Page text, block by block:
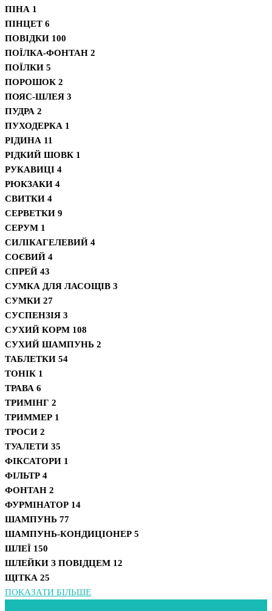
ПІНА 1
ПІНЦЕТ 6
ПОВІДКИ 100
ПОЇЛКА-ФОНТАН 2
ПОЇЛКИ 5
ПОРОШОК 2
ПОЯС-ШЛЕЯ 3
ПУДРА 2
ПУХОДЕРКА 1
РІДИНА 11
РІДКИЙ ШОВК 1
РУКАВИЦІ 4
РЮКЗАКИ 4
СВИТКИ 4
СЕРВЕТКИ 9
СЕРУМ 1
СИЛІКАГЕЛЕВИЙ 4
СОЄВИЙ 4
СПРЕЙ 43
СУМКА ДЛЯ ЛАСОЩІВ 3
СУМКИ 27
СУСПЕНЗІЯ 3
СУХИЙ КОРМ 108
СУХИЙ ШАМПУНЬ 2
ТАБЛЕТКИ 54
ТОНІК 1
ТРАВА 6
ТРИМІНГ 2
ТРИММЕР 1
ТРОСИ 2
ТУАЛЕТИ 35
ФІКСАТОРИ 1
ФІЛЬТР 4
ФОНТАН 2
ФУРМІНАТОР 14
ШАМПУНЬ 77
ШАМПУНЬ-КОНДИЦІОНЕР 5
ШЛЕЇ 150
ШЛЕЙКИ З ПОВІДЦЕМ 12
ЩІТКА 25
ПОКАЗАТИ БІЛЬШЕ